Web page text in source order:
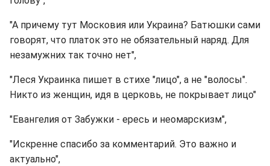
"А причему тут Московия или Украина? Батюшки сами
говорят, что платок это не обязательный наряд. Для
незамужних так точно нет",
"Леся Украинка пишет в стихе "лицо", а не "волосы".
Никто из женщин, идя в церковь, не покрывает лицо"
"Евангелия от Забужки - ересь и неомарскизм",
"Искренне спасибо за комментарий. Это важно и
актуально",